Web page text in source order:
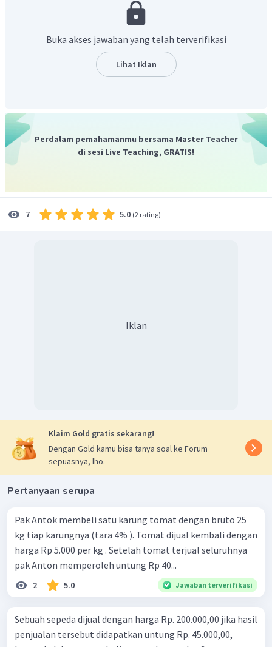
Harga pembelian barang tersebut jika mengalami kerugian
5% dapat ditentukan seperti berikurt:
Jadi, harga pembeliannya adalah
Buka akses jawaban yang telah terverifikasi
Lihat Iklan
Perdalam pemahamanmu bersama Master Teacher
di sesi Live Teaching, GRATIS!
7 5.0 (2 rating)
Iklan
Klaim Gold gratis sekarang!
Dengan Gold kamu bisa tanya soal ke Forum
sepuasnya, lho.
Pertanyaan serupa
Pak Antok membeli satu karung tomat dengan bruto 25
kg tiap karungnya (tara 4% ). Tomat dijual kembali dengan
harga Rp 5.000 per kg . Setelah tomat terjual seluruhnya
pak Anton memperoleh untung Rp 40...
2 5.0 Jawaban terverifikasi
Sebuah sepeda dijual dengan harga Rp. 200.000,00 jika hasil
penjualan tersebut didapatkan untung Rp. 45.000,00,